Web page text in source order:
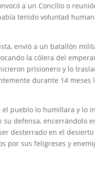
a un Concilio o
tenido voluntad
envió a un batallón
la cólera del
prisionero y lo
durante 14 meses
pueblo lo humillara y lo
defensa, encerrándolo
desterrado en el
por sus feligreses y